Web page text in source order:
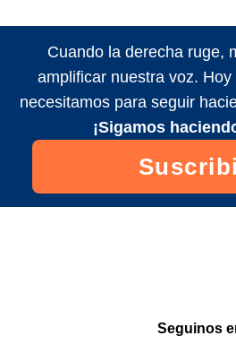
Cuando la derecha ruge,
amplificar nuestra voz.
necesitamos para seguir
¡Sigamos
Seguinos